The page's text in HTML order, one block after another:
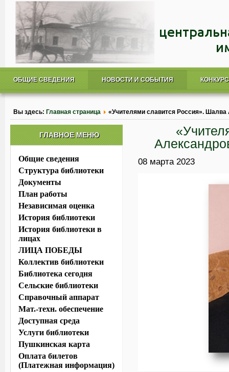
ОБЩИЕ СВЕДЕНИЯ НОВОСТИ И СОБЫТИЯ
Вы здесь: Главная страница «Учителями славится Россия».
08 марта 2023
ГЛАВНОЕ МЕНЮ
Общие сведения
Структура библиотеки
Документы
План работы
Независимая оценка
История библиотеки
История библиотеки в
лицах
ЛИЦА ПОБЕДЫ
Коллектив библиотеки
Библиотека сегодня
Сельские библиотеки
Справочный аппарат
Мат.-техн. обеспечение
Доступная среда
Услуги библиотеки
Пушкинская карта
Оплата билетов
(Платежная информация)